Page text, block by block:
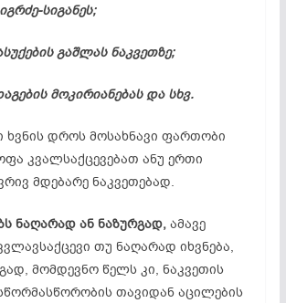
სიგანეს;
გაშლას ნაკვეთზე;
მოკირიანებას და სხვ.
ხვნის დროს მოსახნავი ფართობი
კვალსაქცევებათ ანუ ერთი
მდებარე ნაკვეთებად.
ნაღარად ან ნაზურგად,ამავე
თუ ნაღარად იხვნება,
მომდევნო წელს კი, ნაკვეთის
თავიდან აცილების